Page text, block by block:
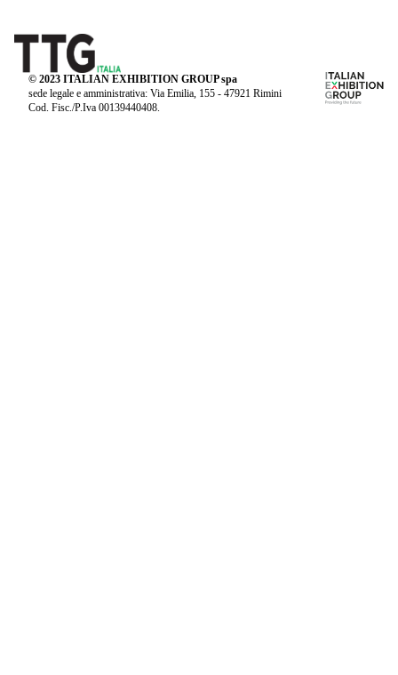
© 2023 ITALIAN EXHIBITION GROUP spa
sede legale e amministrativa: Via Emilia, 155 - 47921 Rimini
Cod. Fisc./P.Iva 00139440408.